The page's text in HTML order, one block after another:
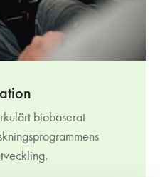
biobaserat